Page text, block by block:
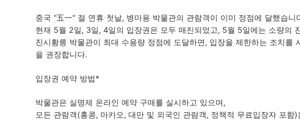
중국 "五一" 절 연휴 첫날, 병마용 박물관의 관람객이 이미 정점에 달했습니
현재 5월 2일, 3일, 4일의 입장권은 모두 매진되었고, 5월 5일에는 소량의
진시황릉 박물관이 최대 수용량 정점에 도달하면, 입장을 제한하는 조치를
을 권장합니다.
입장권 예약 방법*
박물관은 실명제 온라인 예약 구매를 실시하고 있으며,
모든 관람객(홍콩, 마카오, 대만 및 외국인 관람객, 정책적 무료입장자 포함